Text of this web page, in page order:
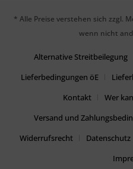
* Alle Preise verstehen sich zzgl.
wenn nicht
Alternative Streitbeilegung
Lieferbedingungen öE
Kontakt
Wer
Versand und
Widerrufsrecht
Datenschutz